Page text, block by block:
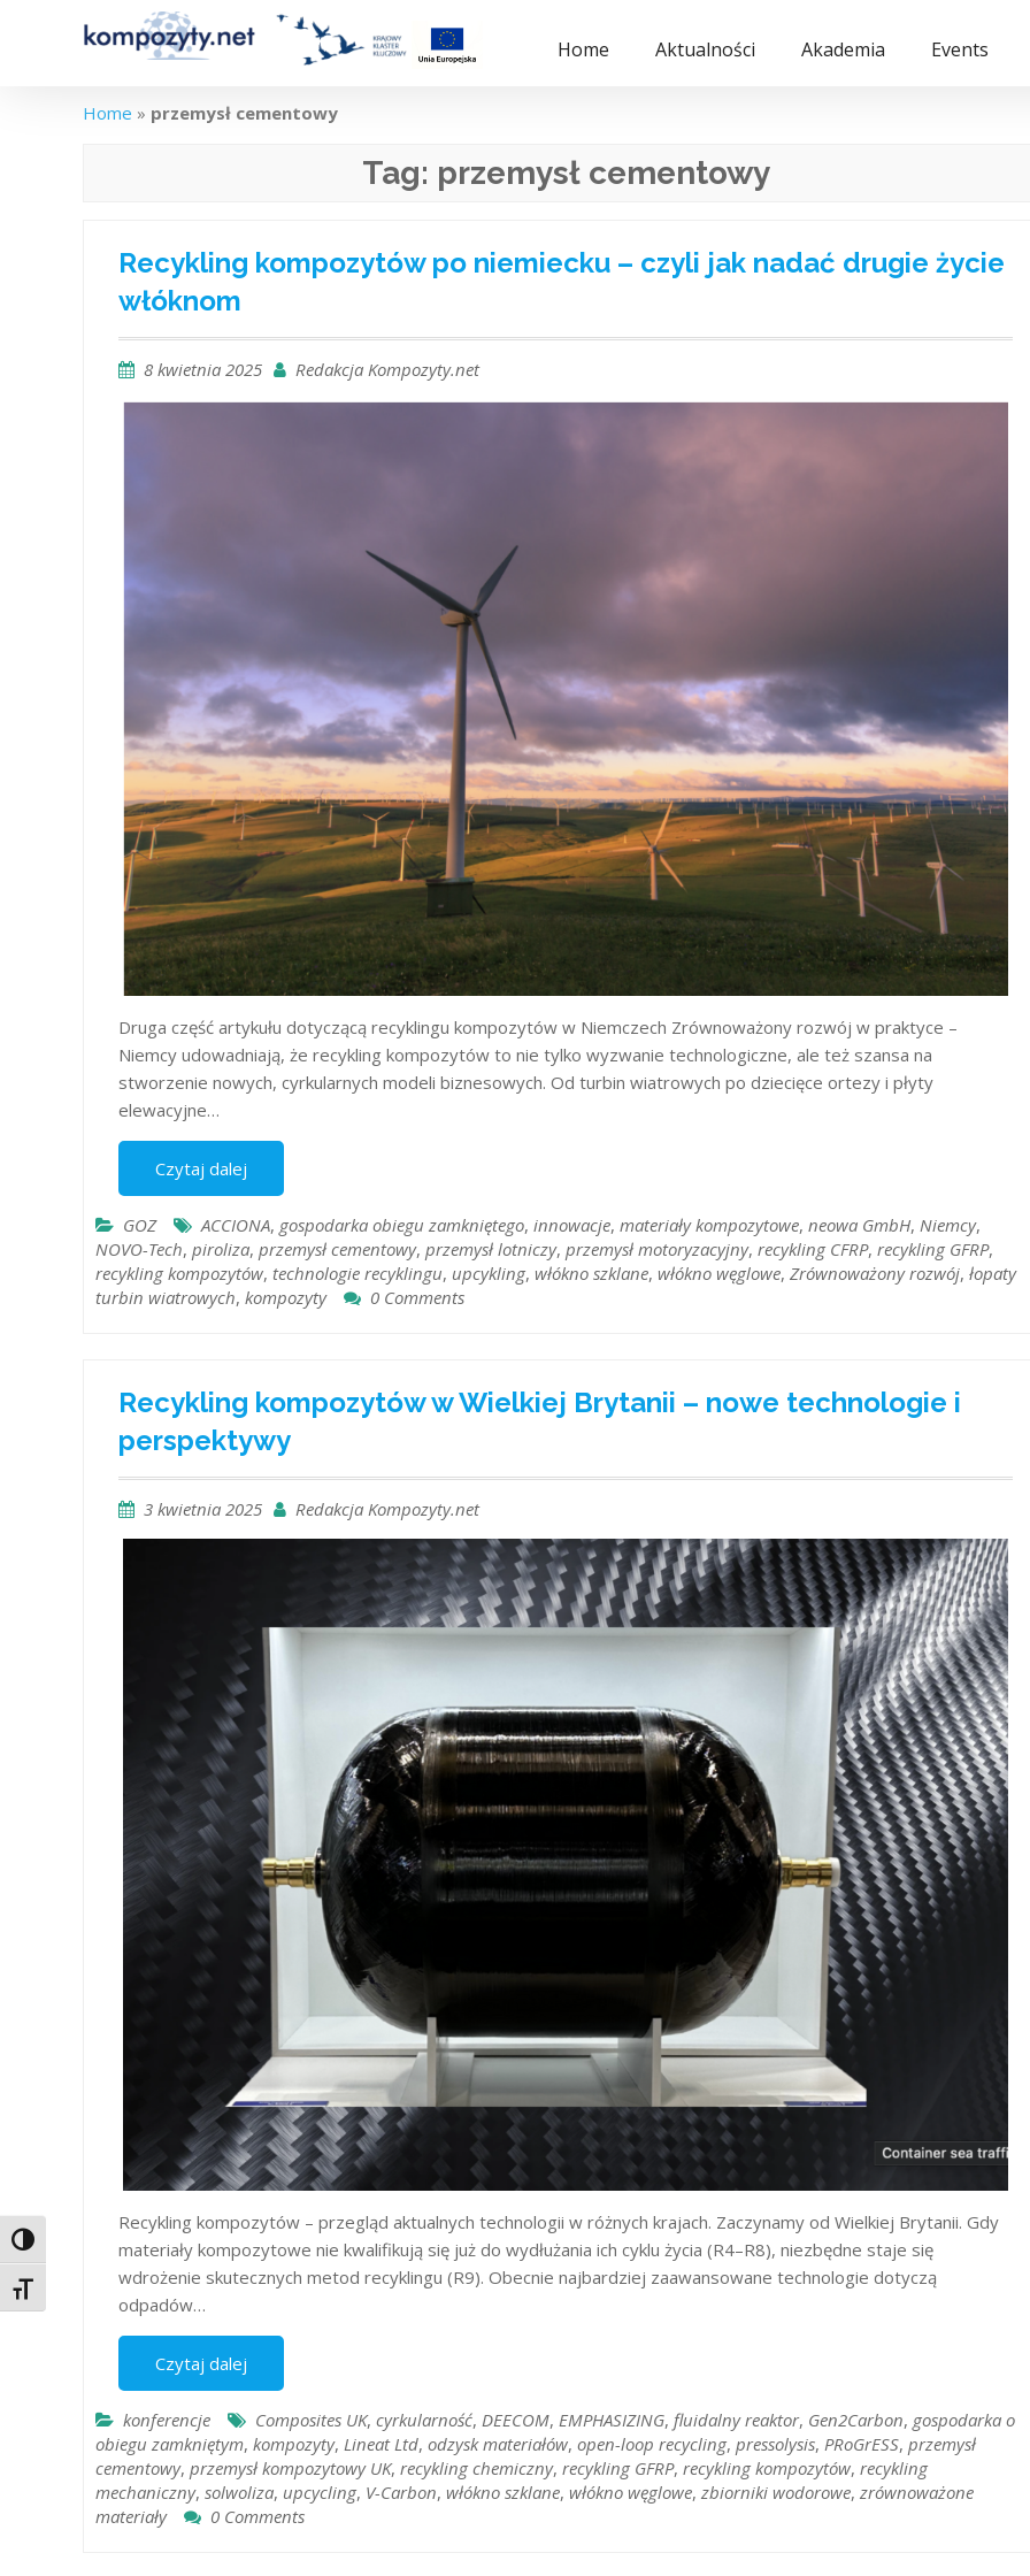
Toggle High Contrast
Toggle Font size
Home Aktualności Akademia Events
Home » przemysł cementowy
Tag: przemysł cementowy
Recykling kompozytów po niemiecku – czyli jak nadać drugie życie
włóknom
8 kwietnia 2025 Redakcja Kompozyty.net
Druga część artykułu dotyczącą recyklingu kompozytów w Niemczech Zrównoważony rozwój w praktyce –
Niemcy udowadniają, że recykling kompozytów to nie tylko wyzwanie technologiczne, ale też szansa na
stworzenie nowych, cyrkularnych modeli biznesowych. Od turbin wiatrowych po dziecięce ortezy i płyty
elewacyjne…
Czytaj dalej
GOZ ACCIONA, gospodarka obiegu zamkniętego, innowacje, materiały kompozytowe, neowa GmbH, Niemcy,
NOVO-Tech, piroliza, przemysł cementowy, przemysł lotniczy, przemysł motoryzacyjny​, recykling CFRP, recykling GFRP,
recykling kompozytów, technologie recyklingu, upcykling, włókno szklane, włókno węglowe, Zrównoważony rozwój, łopaty
turbin wiatrowych, ​kompozyty 0 Comments
Recykling kompozytów w Wielkiej Brytanii – nowe technologie i
perspektywy
3 kwietnia 2025 Redakcja Kompozyty.net
Recykling kompozytów – przegląd aktualnych technologii w różnych krajach. Zaczynamy od Wielkiej Brytanii. Gdy
materiały kompozytowe nie kwalifikują się już do wydłużania ich cyklu życia (R4–R8), niezbędne staje się
wdrożenie skutecznych metod recyklingu (R9). Obecnie najbardziej zaawansowane technologie dotyczą
odpadów…
Czytaj dalej
konferencje Composites UK, cyrkularność, DEECOM, EMPHASIZING, fluidalny reaktor, Gen2Carbon, gospodarka o
obiegu zamkniętym, kompozyty, Lineat Ltd, odzysk materiałów, open-loop recycling, pressolysis, PRoGrESS, przemysł
cementowy, przemysł kompozytowy UK, recykling chemiczny, recykling GFRP, recykling kompozytów, recykling
mechaniczny, solwoliza, upcycling, V-Carbon, włókno szklane, włókno węglowe, zbiorniki wodorowe, zrównoważone
materiały
0 Comments